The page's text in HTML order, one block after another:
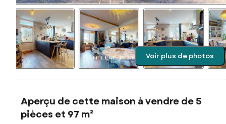
Voir plus de photos
Aperçu de cette maison à vendre de 5
pièces et 97 m²